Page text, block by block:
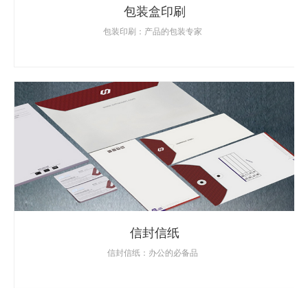
包装盒印刷
包装印刷：产品的包装专家
信封信纸
信封信纸：办公的必备品